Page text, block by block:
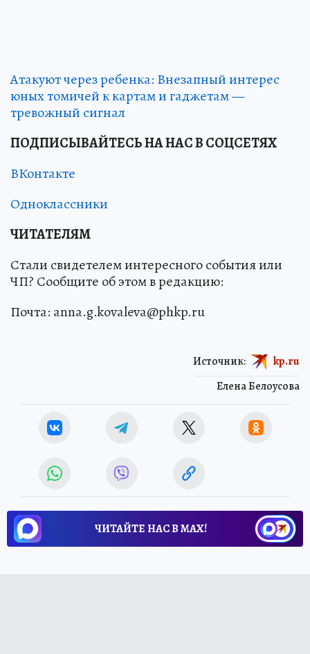
Атакуют через ребенка: Внезапный интерес
юных томичей к картам и гаджетам —
тревожный сигнал
ПОДПИСЫВАЙТЕСЬ НА НАС В СОЦСЕТЯХ
ВКонтакте
Одноклассники
ЧИТАТЕЛЯМ
Стали свидетелем интересного события или
ЧП? Сообщите об этом в редакцию:
Почта: anna.g.kovaleva@phkp.ru
Елена Белоусова
Источник: kp.ru
ЧИТАЙТЕ НАС В МАХ!